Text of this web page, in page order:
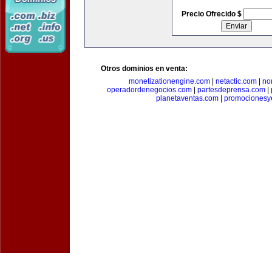
Precio Ofrecido $
Otros dominios en venta:
monetizationengine.com| netactic.com|
operadordenegocios.com
partesdeprensa.com
planetaventas.com